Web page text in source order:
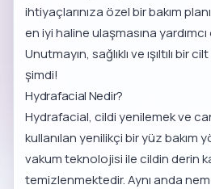
ihtiyaçlarınıza özel bir bakım
en iyi haline ulaşmasına
Unutmayın, sağlıklı ve ışıltılı bir
şimdi!
Hydrafacial Nedir?
Hydrafacial, cildi yenilemek ve
kullanılan yenilikçi bir yüz bakım
vakum teknolojisi ile cildin derin
temizlenmektedir. Aynı anda